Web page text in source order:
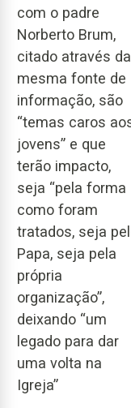
com o padre
Norberto Brum,
citado através da
mesma fonte de
informação, são
“temas caros
jovens” e que
terão impacto,
seja “pela forma
como foram
tratados, seja
Papa, seja pela
própria
organização”,
deixando “um
legado para dar
uma volta na
Igreja”